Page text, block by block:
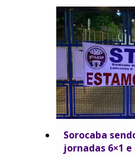
Sorocaba
jornadas 6×1 e